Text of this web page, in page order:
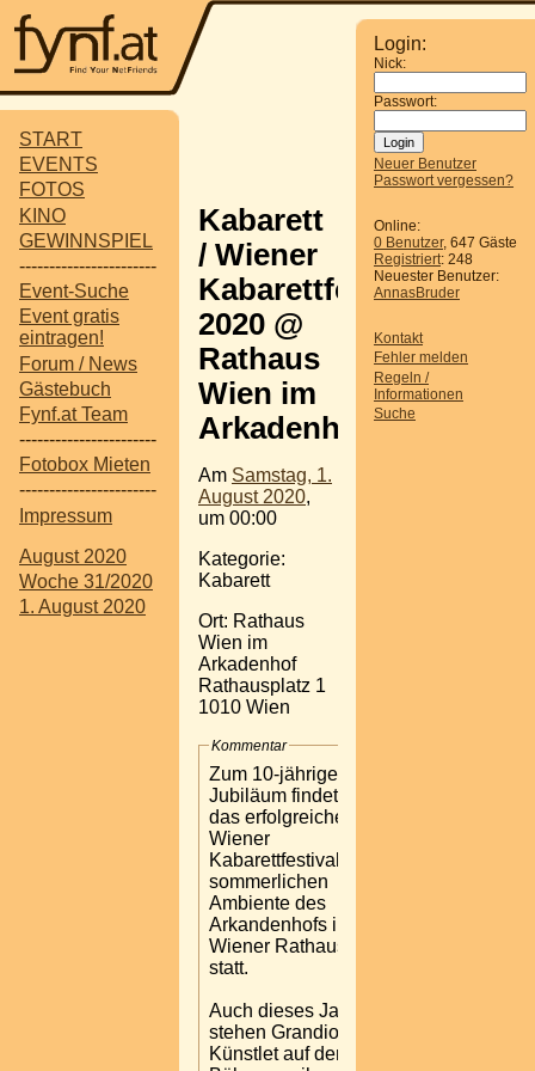
START
EVENTS
FOTOS
KINO
GEWINNSPIEL
-----------------------
Event-Suche
Event gratis
eintragen!
Forum / News
Gästebuch
Fynf.at Team
-----------------------
Fotobox Mieten
-----------------------
Impressum
August 2020
Woche 31/2020
1. August 2020
Login:
Nick:
Passwort:
Neuer Benutzer
Passwort vergessen?
Online:
0 Benutzer, 647 Gäste
Registriert: 248
Neuester Benutzer:
AnnasBruder
Kontakt
Fehler melden
Regeln /
Informationen
Suche
Kabarett
/ Wiener
Kabarettfestival
2020 @
Rathaus
Wien im
Arkadenhof
Am Samstag, 1.
August 2020,
um 00:00
Kategorie:
Kabarett
Ort: Rathaus
Wien im
Arkadenhof
Rathausplatz 1
1010 Wien
Kommentar
Zum 10-jährigen
Jubiläum findet
das erfolgreiche
Wiener
Kabarettfestival im
sommerlichen
Ambiente des
Arkandenhofs im
Wiener Rathaus
statt.
Auch dieses Jahr
stehen Grandiose
Künstlet auf der